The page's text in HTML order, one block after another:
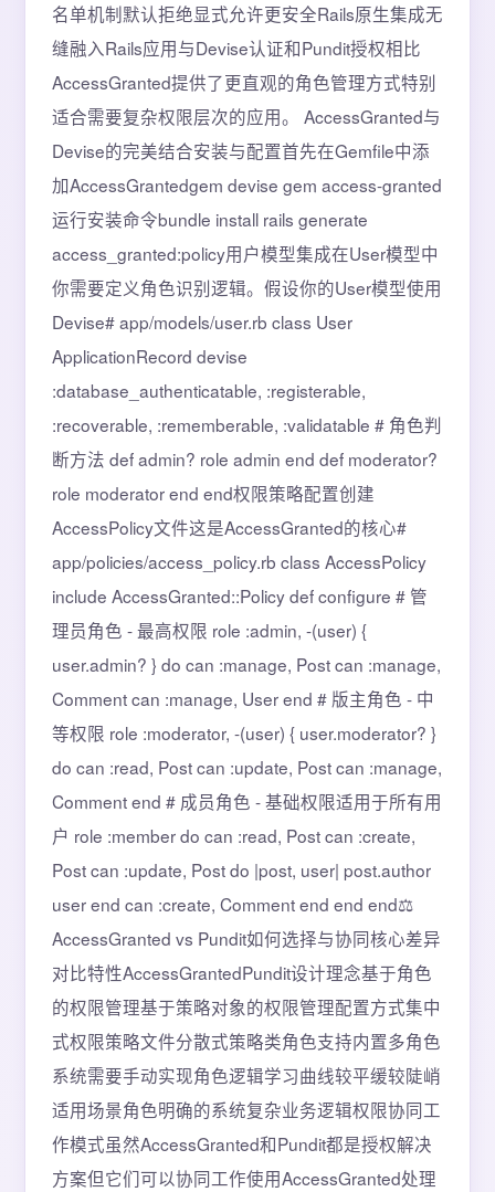
名单机制默认拒绝显式允许更安全Rails原生集成无
缝融入Rails应用与Devise认证和Pundit授权相比
AccessGranted提供了更直观的角色管理方式特别
适合需要复杂权限层次的应用。 AccessGranted与
Devise的完美结合安装与配置首先在Gemfile中添
加AccessGrantedgem devise gem access-granted
运行安装命令bundle install rails generate
access_granted:policy用户模型集成在User模型中
你需要定义角色识别逻辑。假设你的User模型使用
Devise# app/models/user.rb class User
ApplicationRecord devise
:database_authenticatable, :registerable,
:recoverable, :rememberable, :validatable # 角色判
断方法 def admin? role admin end def moderator?
role moderator end end权限策略配置创建
AccessPolicy文件这是AccessGranted的核心#
app/policies/access_policy.rb class AccessPolicy
include AccessGranted::Policy def configure # 管
理员角色 - 最高权限 role :admin, -(user) {
user.admin? } do can :manage, Post can :manage,
Comment can :manage, User end # 版主角色 - 中
等权限 role :moderator, -(user) { user.moderator? }
do can :read, Post can :update, Post can :manage,
Comment end # 成员角色 - 基础权限适用于所有用
户 role :member do can :read, Post can :create,
Post can :update, Post do |post, user| post.author
user end can :create, Comment end end end⚖️
AccessGranted vs Pundit如何选择与协同核心差异
对比特性AccessGrantedPundit设计理念基于角色
的权限管理基于策略对象的权限管理配置方式集中
式权限策略文件分散式策略类角色支持内置多角色
系统需要手动实现角色逻辑学习曲线较平缓较陡峭
适用场景角色明确的系统复杂业务逻辑权限协同工
作模式虽然AccessGranted和Pundit都是授权解决
方案但它们可以协同工作使用AccessGranted处理